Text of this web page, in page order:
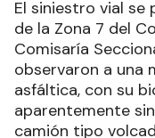
El siniestro vial
de la Zona 7 del
Comisaría
observaron a una
asfáltica, con su
aparentemente
camión tipo